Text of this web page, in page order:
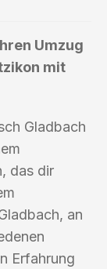
Umzug
mit
Gladbach
das dir
an
Erfahrung